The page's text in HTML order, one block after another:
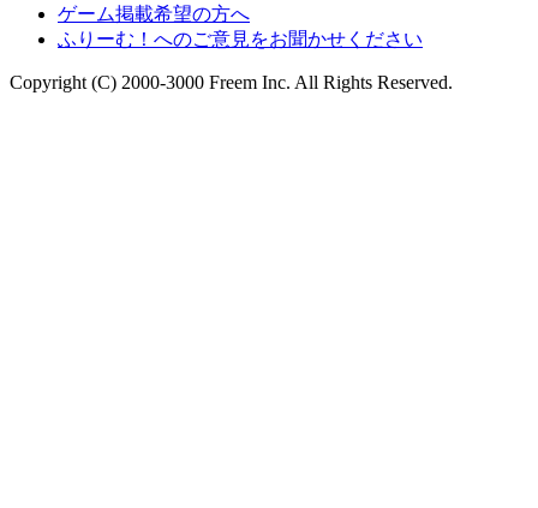
ゲーム掲載希望の方へ
ふりーむ！へのご意見をお聞かせください
Copyright (C) 2000-3000 Freem Inc. All Rights Reserved.